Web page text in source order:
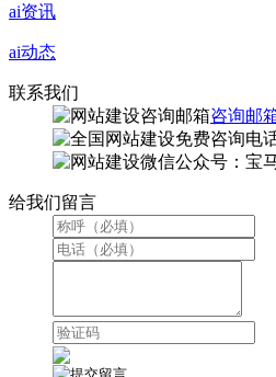
ai资讯
ai动态
联系我们
咨询邮
微信公众号：宝
给我们留言